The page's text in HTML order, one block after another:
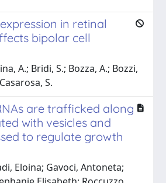
in retinal
bipolar cell
A.; Bridi, S.; Bozza, A.; Bozzi,
S.
are trafficked along
with vesicles and
to regulate growth
Eloina; Gavoci, Antoneta;